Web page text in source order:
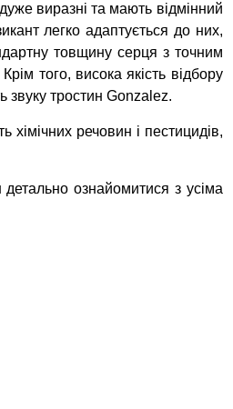
виразні та мають відмінний
легко адаптується до них,
товщину серця з точним
того, висока якість відбору
звуку тростин Gonzalez.
хімічних речовин і пестицидів,
ознайомитися з усіма